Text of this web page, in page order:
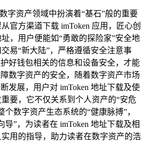
字资产领域中扮演着“基石”般的重要
官方渠道下载 imToken 应用，匠心创
，用户便能如“勇敢的探险家”安全地
易“新大陆”，严格遵循安全注意事
好钱包相关的信息和设备安全，才能
数字资产的安全，随着数字资产市场
发展，用户对 imToken 地址下载及使
要，它不仅关系到个人资产的“安危
数字资产生态系统的“健康脉搏”，
导”，为读者在 imToken 地址下载及相
用的指导，助力读者在数字资产的浩